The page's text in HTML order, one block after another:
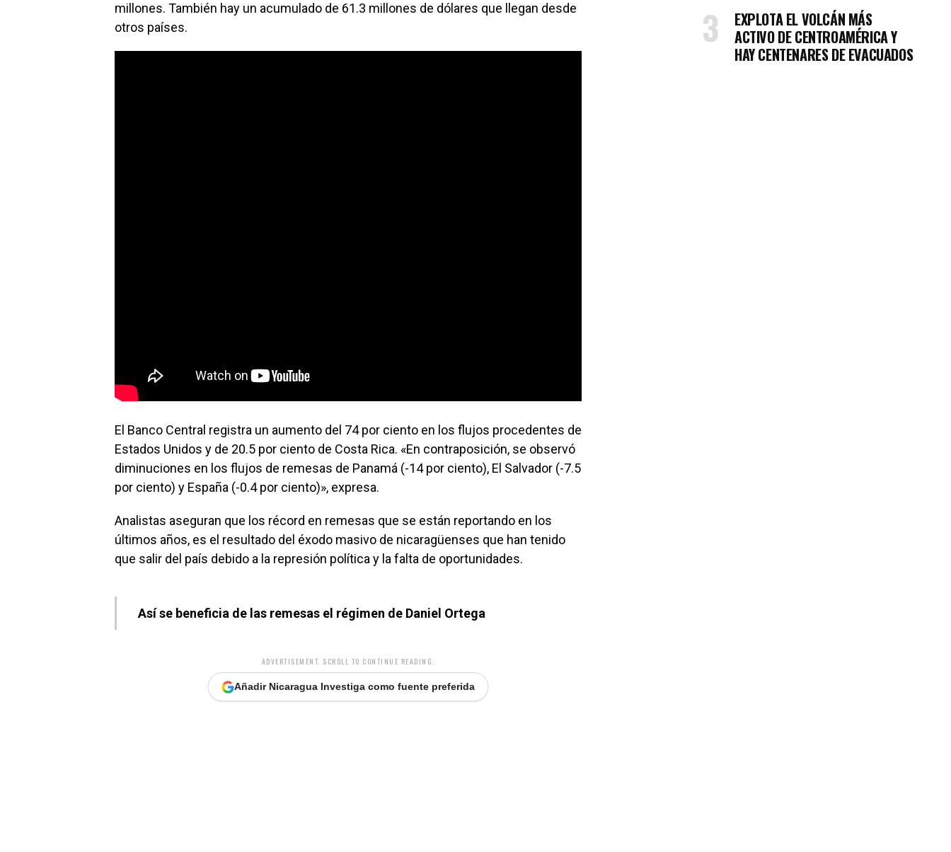
millones. También hay un acumulado de 61.3 millones de dólares que llegan desde
otros países.
El Banco Central registra un aumento del 74 por ciento en los flujos procedentes de
Estados Unidos y de 20.5 por ciento de Costa Rica. «En contraposición, se observó
diminuciones en los flujos de remesas de Panamá (-14 por ciento), El Salvador (-7.5
por ciento) y España (-0.4 por ciento)», expresa.
Analistas aseguran que los récord en remesas que se están reportando en los
últimos años, es el resultado del éxodo masivo de nicaragüenses que han tenido
que salir del país debido a la represión política y la falta de oportunidades.
Así se beneficia de las remesas el régimen de Daniel Ortega
ADVERTISEMENT. SCROLL TO CONTINUE READING.
Añadir Nicaragua Investiga como fuente preferida
EXPLOTA EL VOLCÁN MÁS
ACTIVO DE CENTROAMÉRICA Y
HAY CENTENARES DE EVACUADOS